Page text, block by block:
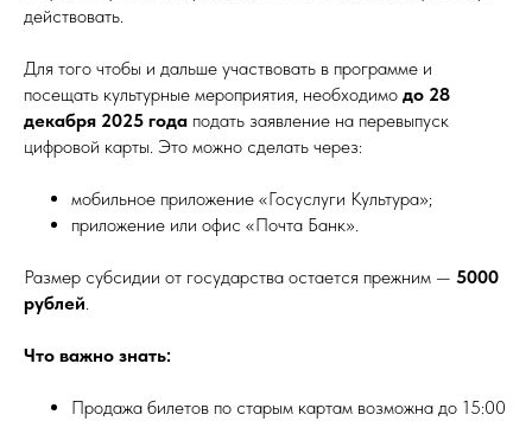
действовать.
Для того чтобы и дальше участвовать в программе и
посещать культурные мероприятия, необходимо до 28
декабря 2025 года подать заявление на перевыпуск
цифровой карты. Это можно сделать через:
мобильное приложение «Госуслуги Культура»;
приложение или офис «Почта Банк».
Размер субсидии от государства остается прежним — 5000
рублей.
Что важно знать:
Продажа билетов по старым картам возможна до 15:00